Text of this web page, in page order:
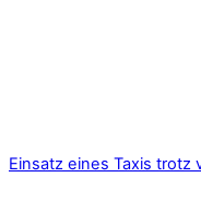
Einsatz eines Taxis trotz